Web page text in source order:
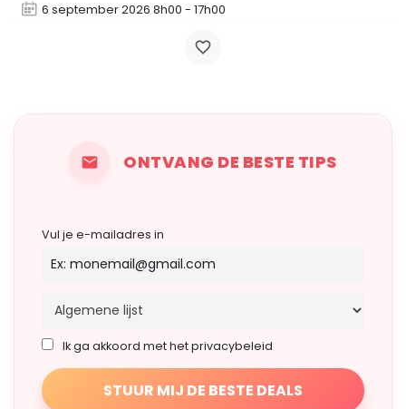
6 september 2026 8h00 - 17h00
ONTVANG DE BESTE TIPS
Vul je e-mailadres in
Ik ga akkoord met het privacybeleid